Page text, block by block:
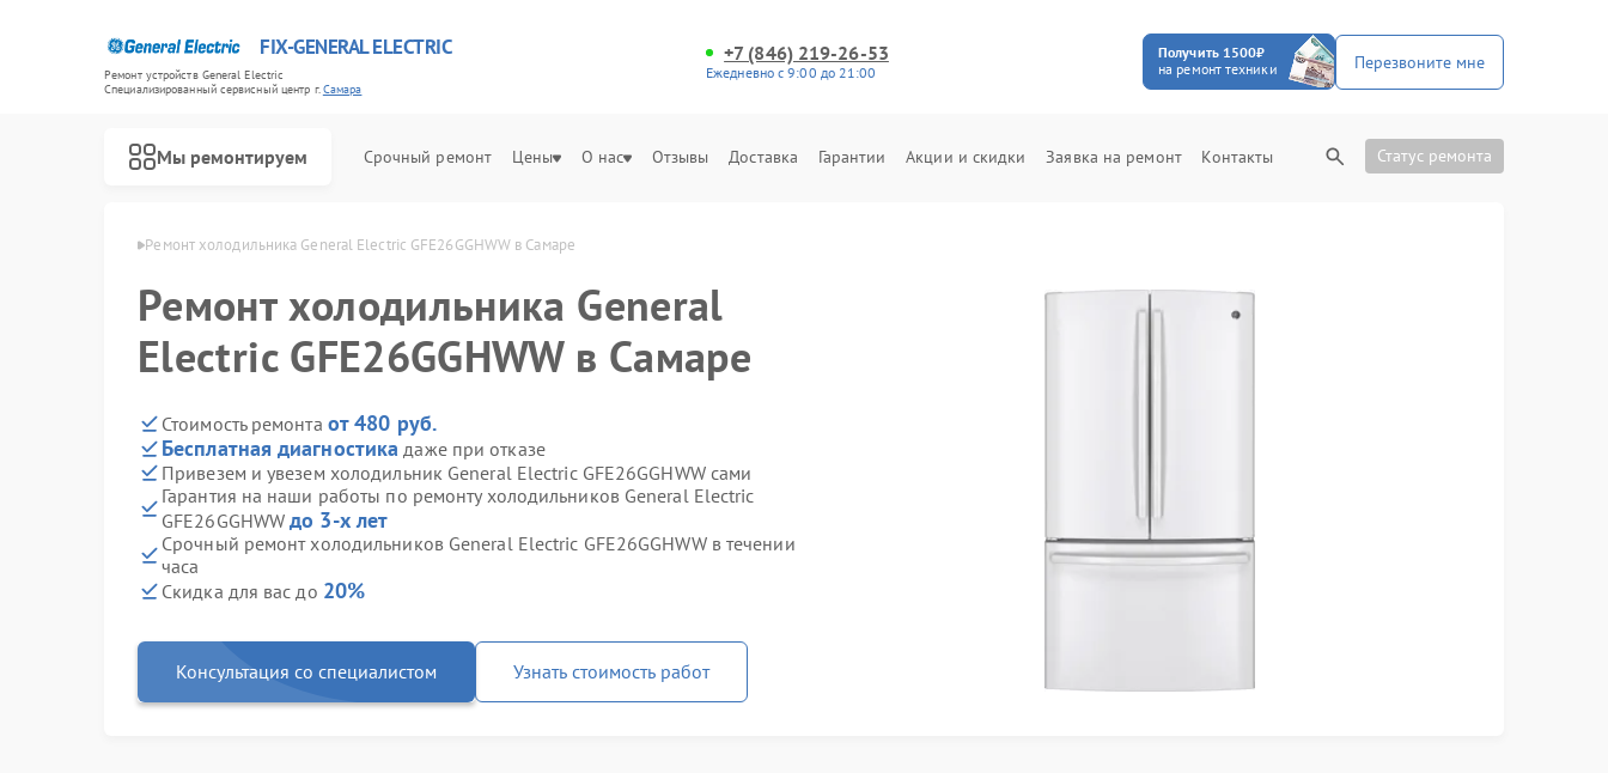
FIX-GENERAL ELECTRIC
Ремонт устройств General Electric
Специализированный cервисный центр г.Самара
+7 (846) 219-26-53
Ежедневно с 9:00 до 21:00
Получить 1500₽
на ремонт техники
Перезвоните мне
Мы ремонтируем Срочный ремонт Цены О нас Отзывы Доставка Гарантии Акции и скидки Заявка на ремонт Контакты Статус ремонта
Electric в Самаре Ремонт холодильника General Electric GFE26GGHWW в Самаре
Ремонт холодильника General
Electric GFE26GGHWW в Самаре
Стоимость ремонта от 480 руб.
Бесплатная диагностика даже при отказе
Привезем и увезем холодильник General Electric GFE26GGHWW сами
Гарантия на наши работы по ремонту холодильников General Electric
GFE26GGHWWдо 3-х лет
Срочный ремонт холодильников General Electric GFE26GGHWW в течении
часа
Скидка для вас до 20%
Консультация со специалистом Узнать стоимость работ